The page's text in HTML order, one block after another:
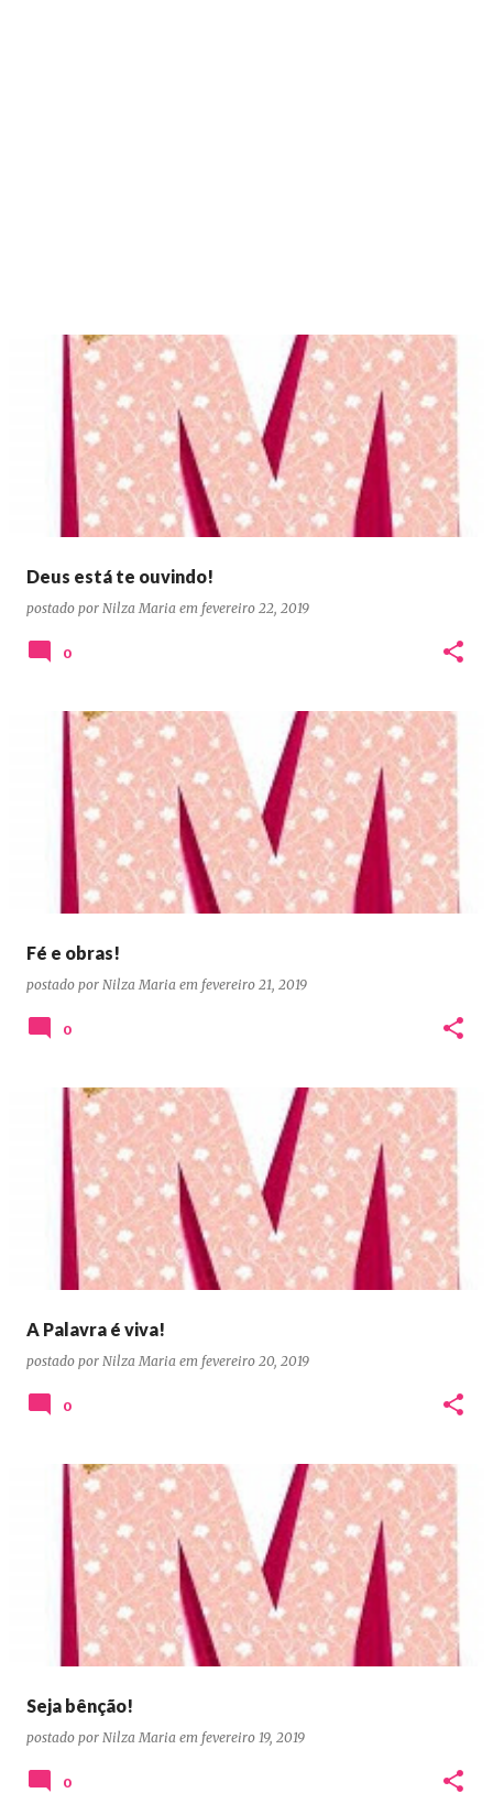
Deus está te ouvindo!
postado por Nilza Maria em fevereiro 22, 2019
0
Fé e obras!
postado por Nilza Maria em fevereiro 21, 2019
0
A Palavra é viva!
postado por Nilza Maria em fevereiro 20, 2019
0
Seja bênção!
postado por Nilza Maria em fevereiro 19, 2019
0